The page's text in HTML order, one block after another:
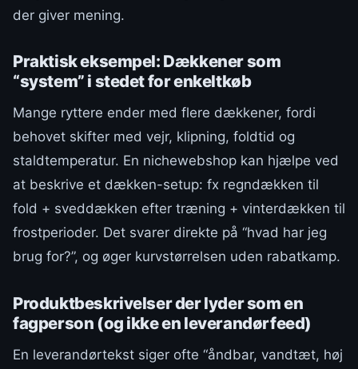
der giver mening.
Praktisk eksempel: Dækkener som
“system” i stedet for enkeltkøb
Mange ryttere ender med flere dækkener, fordi
behovet skifter med vejr, klipning, foldtid og
staldtemperatur. En nichewebshop kan hjælpe ved
at beskrive et dækken-setup: fx regndækken til
fold + sveddækken efter træning + vinterdækken til
frostperioder. Det svarer direkte på “hvad har jeg
brug for?”, og øger kurvstørrelsen uden rabatkamp.
Produktbeskrivelser der lyder som en
fagperson (og ikke en leverandørfeed)
En leverandørtekst siger ofte “åndbar, vandtæt, høj